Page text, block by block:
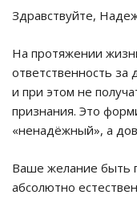
Здравствуйте,
На протяжении
ответственность за
и при этом не
признания. Это
«ненадёжный», а
Ваше желание быть
абсолютно